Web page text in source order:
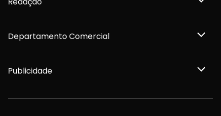
Departamento Comercial
Publicidade